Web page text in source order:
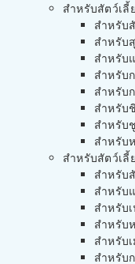
สำหรับสัตว์เลี้
สำหรับ
สำหรับ
สำหรับ
สำหรับ
สำหรับ
สำหรับ
สำหรับ
สำหรับ
สำหรับสัตว์เลี้
สำหรับ
สำหรับ
สำหรับ
สำหรับ
สำหรับ
สำหรับ